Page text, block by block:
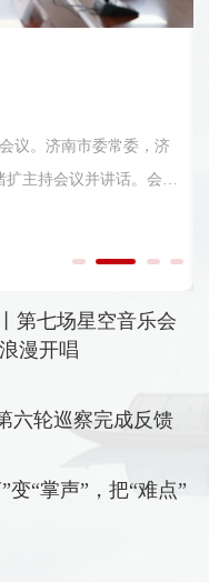
党务工作者和先
之际，6月27日，济南高
工委委员、党群工作部
优秀共产党员、优秀党
会领导为受表彰代表颁
第七场星空音乐会
8日浪漫开唱
六轮巡察完成反馈
变“掌声”，把“难点”